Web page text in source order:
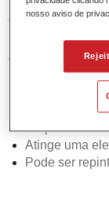
cores sólidas e de
Características
Permite uma
de 1.5
Oferece boa
Proporciona
Atinge uma
Pode ser
nosso aviso de